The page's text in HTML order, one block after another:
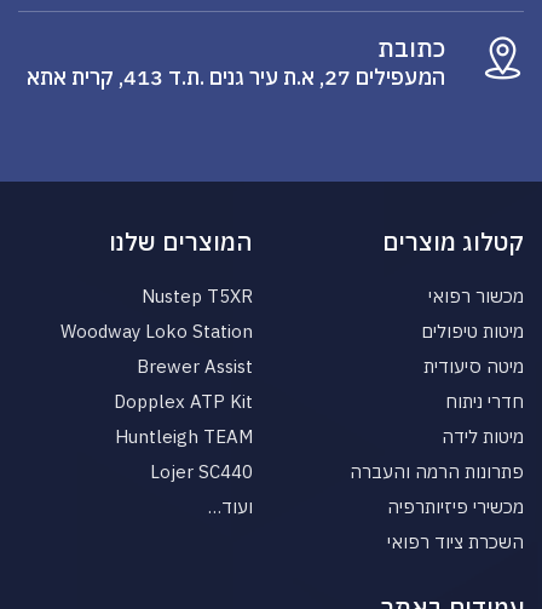
כתובת
המעפילים 27, א.ת עיר גנים .ת.ד 413, קרית אתא
קטלוג מוצרים
מכשור רפואי
מיטות טיפולים
מיטה סיעודית
חדרי ניתוח
מיטות לידה
פתרונות הרמה והעברה
מכשירי פיזיותרפיה
השכרת ציוד רפואי
המוצרים שלנו
Nustep T5XR
Woodway Loko Station
Brewer Assist
Dopplex ATP Kit
Huntleigh TEAM
Lojer SC440
ועוד…